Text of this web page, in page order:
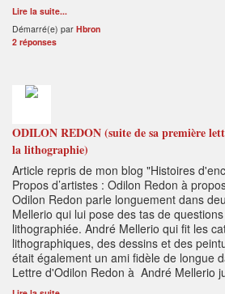
Lire la suite...
Démarré(e) par Hbron
2 réponses
ODILON REDON (suite de sa première
la lithographie)
Article repris de mon blog "Histoires
Propos d’artistes : Odilon Redon à
Odilon Redon parle longuement dans
Mellerio qui lui pose des tas de
lithographiée. André Mellerio qui fit les
lithographiques, des dessins et des
était également un ami fidèle de longue
Lettre d'Odilon Redon à André